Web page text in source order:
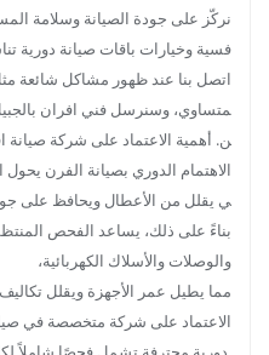
خدماتنا أيضاً
لتحسين توزيع الحرارة
في حالة تركيب فرن جديد،
عايير فنية واضحة مع
اعتمد على شركتنا في
فران الغاز بالجبيل موثوقة
صيانة
التعامل مع الأفران الذكية
ة الإلكترونية والبرمجيات،
ن للتعامل مع الأعطال
نركّز على جودة الصيانة وسلامة
فسية وخيارات باقات صيانة دورية
اتصل بنا عند ظهور مشاكل شائعة
متساوي، وسنرسل فني افران
ن. أهمية الاعتماد على شركة صيانة
الاهتمام الدوري بصيانة الفرن
ي يقلل من الأعطال ويحافظ على
بناءً على ذلك، يساعد الفحص
والوصلات والأسلاك الكهربائية،
مما يطيل عمر الأجهزة ويقلل
الاعتماد على شركة متخصصة في